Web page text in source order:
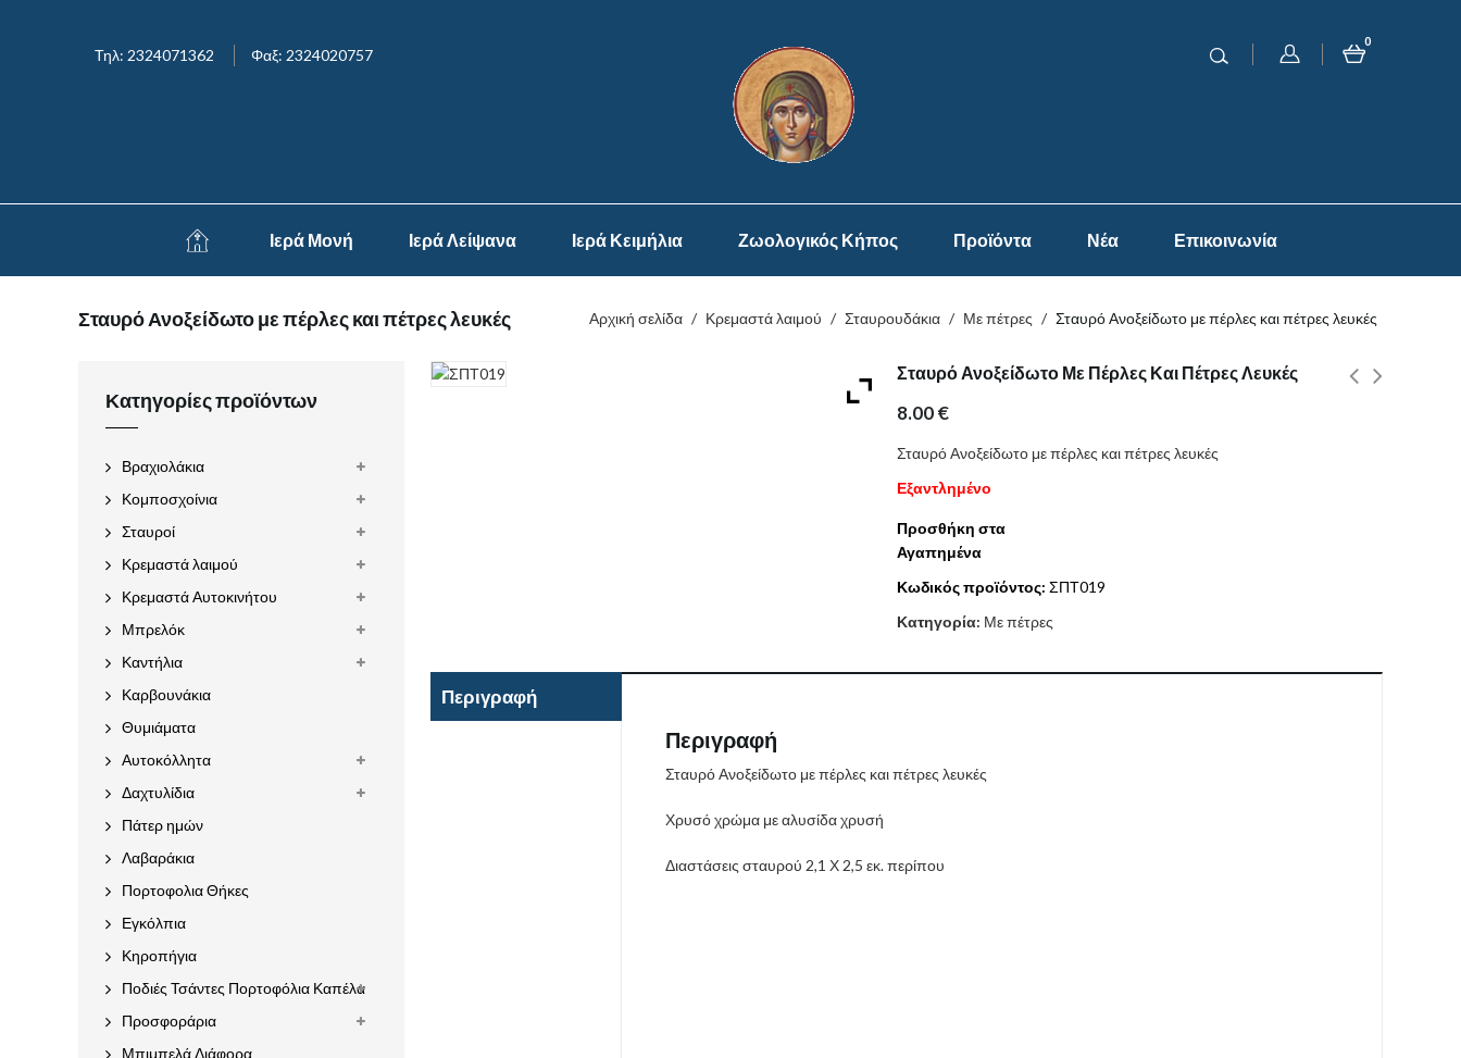
Τηλ: 2324071362 Φαξ: 2324020757
0
Ιερά Μονή Ιερά Λείψανα Ιερά Κειμήλια Ζωολογικός Κήπος Προϊόντα Νέα Επικοινωνία
Σταυρό Ανοξείδωτο με πέρλες και πέτρες λευκές Αρχική σελίδα / Κρεμαστά λαιμού / Σταυρουδάκια / Με πέτρες / Σταυρό Ανοξείδωτο με πέρλες και πέτρες λευκές
Σταυρό Ανοξείδωτο Με Πέρλες Και Πέτρες Λευκές
8.00€
Σταυρό Ανοξείδωτο με πέρλες και πέτρες λευκές
Εξαντλημένο
Προσθήκη στα
Αγαπημένα
Κωδικός προϊόντος:ΣΠΤ019
Κατηγορία: Με πέτρες
Περιγραφή
Περιγραφή
Σταυρό Ανοξείδωτο με πέρλες και πέτρες λευκές
Χρυσό χρώμα με αλυσίδα χρυσή
Διαστάσεις σταυρού 2,1 Χ 2,5 εκ. περίπου
Κατηγορίες προϊόντων
Βραχιολάκια
Κομποσχοίνια
Σταυροί
Κρεμαστά λαιμού
Κρεμαστά Αυτοκινήτου
Μπρελόκ
Καντήλια
Καρβουνάκια
Θυμιάματα
Αυτοκόλλητα
Δαχτυλίδια
Πάτερ ημών
Λαβαράκια
Πορτοφολια Θήκες
Εγκόλπια
Κηροπήγια
Ποδιές Τσάντες Πορτοφόλια Καπέλα
Προσφοράρια
Μπιμπελά Διάφορα